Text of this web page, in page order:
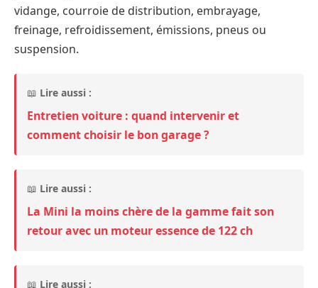
vidange, courroie de distribution, embrayage,
freinage, refroidissement, émissions, pneus ou
suspension.
📖 Lire aussi :
Entretien voiture : quand intervenir et
comment choisir le bon garage ?
📖 Lire aussi :
La Mini la moins chère de la gamme fait son
retour avec un moteur essence de 122 ch
📖 Lire aussi :